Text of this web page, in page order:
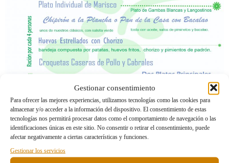
Gestionar consentimiento
Para ofrecer las mejores experiencias, utilizamos tecnologías como las cookies para
almacenar y/o acceder a la información del dispositivo. El consentimiento de estas
tecnologías nos permitirá procesar datos como el comportamiento de navegación o las
identificaciones únicas en este sitio. No consentir o retirar el consentimiento, puede
afectar negativamente a ciertas características y funciones.
Gestionar los servicios